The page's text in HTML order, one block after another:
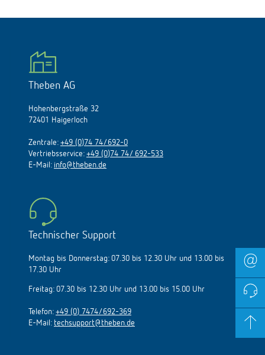
Theben AG
Hohenbergstraße 32
72401 Haigerloch
Zentrale: +49 (0)74 74/692-0
Vertriebsservice: +49 (0)74 74/ 692-533
E-Mail: info@theben.de
Technischer Support
Montag bis Donnerstag: 07.30 bis 12.30 Uhr und 13.00 bis
17.30 Uhr
Freitag: 07.30 bis 12.30 Uhr und 13.00 bis 15.00 Uhr
Telefon: +49 (0) 7474/692-369
E-Mail: techsupport@theben.de